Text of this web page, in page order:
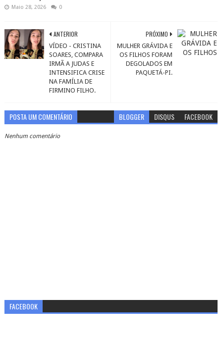
Maio 28, 2026 0
PRÓXIMO
MULHER GRÁVIDA E
OS FILHOS FORAM
DEGOLADOS EM
PAQUETÁ-PI.
ANTERIOR
VÍDEO - CRISTINA
SOARES, COMPARA
IRMÃ A JUDAS E
INTENSIFICA CRISE
NA FAMÍLIA DE
FIRMINO FILHO.
POSTA UM COMENTÁRIO BLOGGER DISQUS FACEBOOK
Nenhum comentário
FACEBOOK